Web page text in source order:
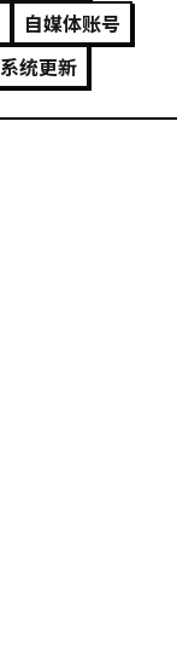
自媒体账号
系统更新